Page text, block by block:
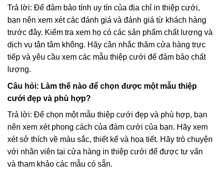
Trả lời: Để đảm bảo tính uy tín của địa chỉ in thiệp cưới,
bạn nên xem xét các đánh giá và đánh giá từ khách hàng
trước đây. Kiểm tra xem họ có các sản phẩm chất lượng và
dịch vụ tận tâm không. Hãy cân nhắc thăm cửa hàng trực
tiếp và yêu cầu xem các mẫu thiệp cưới để đảm bảo chất
lượng.
Câu hỏi: Làm thế nào để chọn được một mẫu thiệp
cưới đẹp và phù hợp?
Trả lời: Để chọn một mẫu thiệp cưới đẹp và phù hợp, bạn
nên xem xét phong cách của đám cưới của bạn. Hãy xem
xét sở thích về màu sắc, thiết kế và họa tiết. Hãy trò chuyện
với nhân viên tại cửa hàng in thiệp cưới để được tư vấn
và tham khảo các mẫu có sẵn.